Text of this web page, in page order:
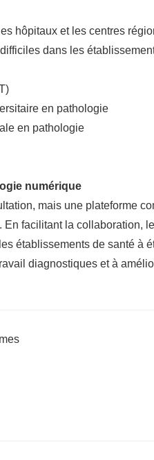
hôpitaux et les centres
dans les
en pathologie
en pathologie
numérique
mais une plateforme
facilitant la collaboration,
établissements de santé à
diagnostiques et à